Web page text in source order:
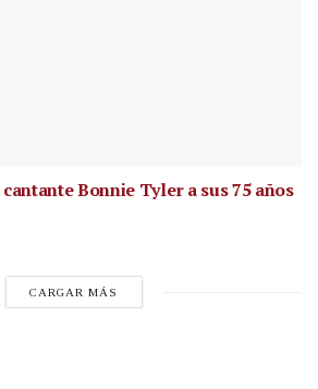
cantanteBonnie Tyler a sus 75 años
CARGAR MÁS